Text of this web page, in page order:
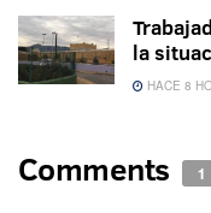
la
HACE 8
Comments 1